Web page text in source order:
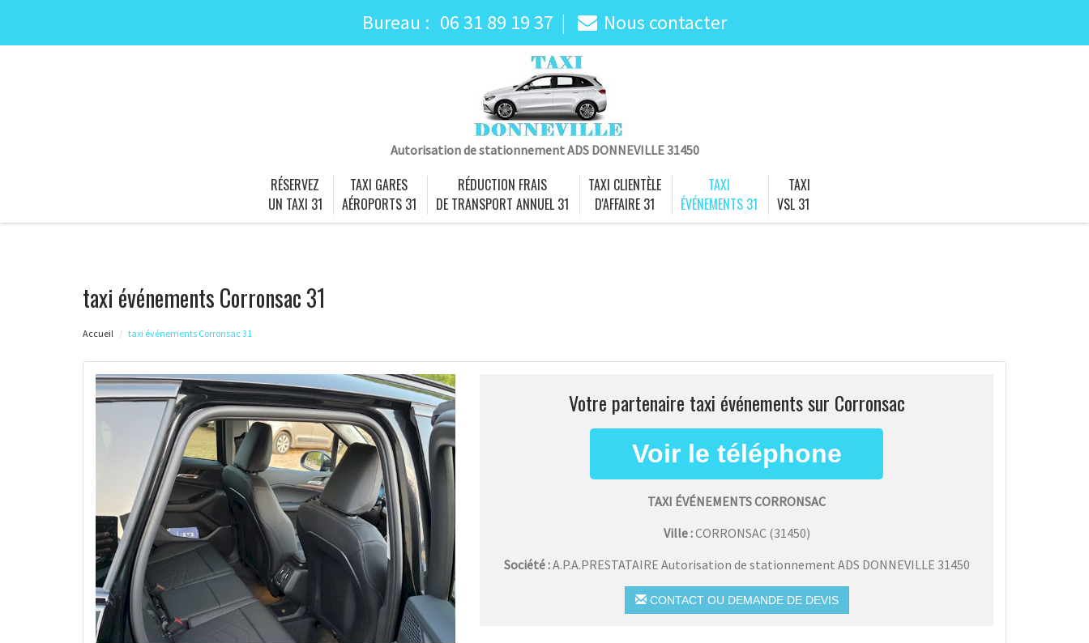
Bureau : 06 31 89 19 37 Nous contacter
Autorisation de stationnement ADS DONNEVILLE 31450
RÉSERVEZ
UN TAXI 31
TAXI GARES
AÉROPORTS 31
RÉDUCTION FRAIS
DE TRANSPORT ANNUEL 31
TAXI CLIENTÈLE
D'AFFAIRE 31
TAXI
ÉVÉNEMENTS 31
TAXI
VSL 31
taxi événements Corronsac 31
Accueil taxi événements Corronsac 31
Votre partenaire taxi événements sur Corronsac
TAXI ÉVÉNEMENTS CORRONSAC
Ville :CORRONSAC(31450)
Société :A.P.A.PRESTATAIRE Autorisation de stationnement ADS DONNEVILLE 31450
CONTACT OU DEMANDE DE DEVIS